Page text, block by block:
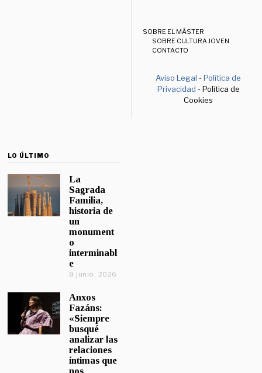
SOBRE EL MÁSTER
SOBRE CULTURA JOVEN
CONTACTO
Aviso Legal -Política de
Privacidad - Política de
Cookies
LO ÚLTIMO
La
Sagrada
Familia,
historia de
un
monument
o
interminabl
e
8 junio, 2026
Anxos
Fazáns:
«Siempre
busqué
analizar las
relaciones
íntimas que